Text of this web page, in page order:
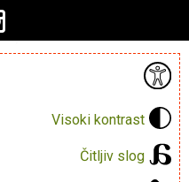
Visoki kontrast
Čitljiv slog